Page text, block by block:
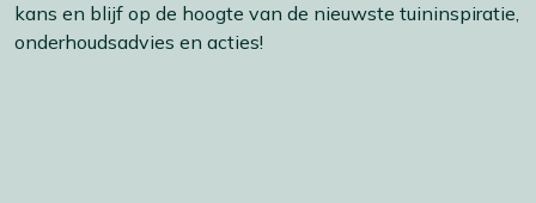
kans en blijf op de hoogte van de nieuwste tuininspiratie,
onderhoudsadvies en acties!